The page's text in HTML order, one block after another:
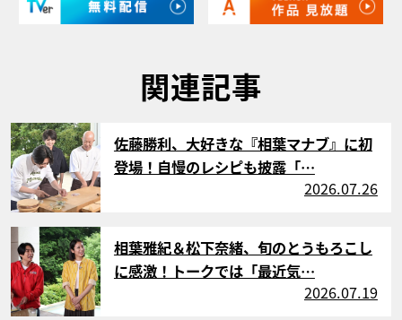
関連記事
佐藤勝利、大好きな『相葉マナブ』に初
登場！自慢のレシピも披露「…
2026.07.26
サムネイル
相葉雅紀＆松下奈緒、旬のとうもろこし
に感激！トークでは「最近気…
2026.07.19